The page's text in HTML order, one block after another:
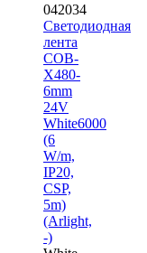
042034
Светодиодная
лента
COB-
X480-
6mm
24V
White6000
(6
W/m,
IP20,
CSP,
5m)
(Arlight,
-)